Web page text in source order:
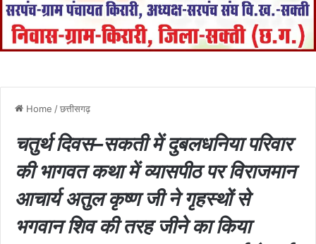
Home /छत्तीसगढ़
चतुर्थ दिवस–सकती में दुबलधनिया परिवार
की भागवत कथा में व्यासपीठ पर विराजमान
आचार्य अतुल कृष्ण जी ने गृहस्थों से
भगवान शिव की तरह जीने का किया